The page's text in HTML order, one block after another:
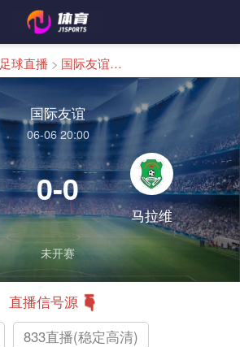
足球直播 > 国际友谊直播
国际友谊
06-06 20:00
0-0
马拉维
未开赛
直播信号源
833直播(稳定高清)